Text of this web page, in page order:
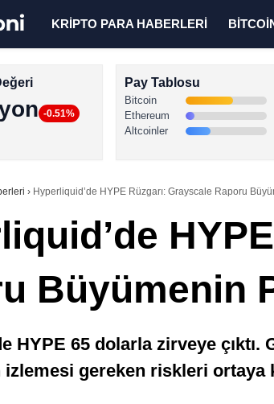
KRİPTO PARA HABERLERİ
-0.51%
Pay Tablosu
Bitcoin
Ethereum
Altcoinler
› Hyperliquid’de HYPE Rüzgarı: Grayscale Raporu
Büyümenin
HYPE 65 dolarla zirveye
izlemesi gereken riskleri ortaya